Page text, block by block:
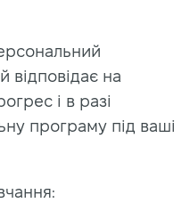
відповідає на
і в разі
програму під ваші